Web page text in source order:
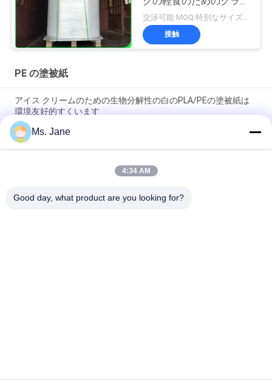
ト紙100%の木材パルプ
に塗った
交渉可能 MOQ:特別なサイズの共通のサイズ及び10トンのための1トン
接触
PE の塗被紙
アイス クリームのための生物分解性の白のPLA/PEの塗被紙は
環境友好的すくいます
広告材料のための150um 200umの耐久財の非Tearable総合的
なペーパー
80gsm 100gsmは防水及びOilproofのPE食糧パッケージのため
Ms. Jane
4:34 AM
Good day, what product are you looking for?